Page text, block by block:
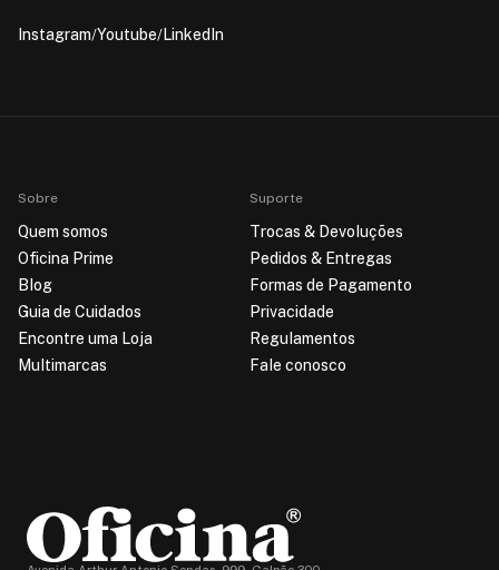
Instagram Youtube LinkedIn
Sobre
Quem somos
Oficina Prime
Blog
Guia de Cuidados
Encontre uma Loja
Multimarcas
Suporte
Trocas & Devoluções
Pedidos & Entregas
Formas de Pagamento
Privacidade
Regulamentos
Fale conosco